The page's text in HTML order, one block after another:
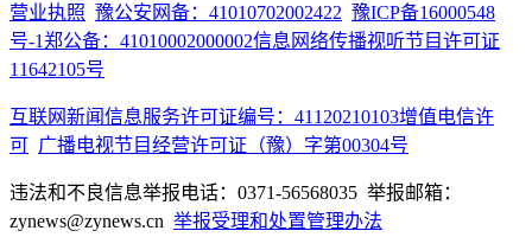
营业执照 豫公安网备：41010702002422 豫ICP备16000548
号-1郑公备：41010002000002信息网络传播视听节目许可证
11642105号
互联网新闻信息服务许可证编号：41120210103增值电信许
可 广播电视节目经营许可证（豫）字第00304号
违法和不良信息举报电话：0371-56568035 举报邮箱：
zynews@zynews.cn 举报受理和处置管理办法